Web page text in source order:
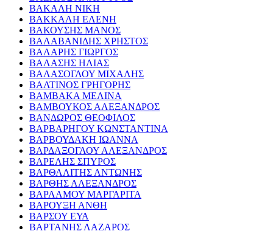
ΒΑΚΑΛΗ ΝΙΚΗ
ΒΑΚΚΑΛΗ ΕΛΕΝΗ
ΒΑΚΟΥΣΗΣ ΜΑΝΟΣ
ΒΑΛΑΒΑΝΙΔΗΣ ΧΡΗΣΤΟΣ
ΒΑΛΑΡΗΣ ΓΙΩΡΓΟΣ
ΒΑΛΑΣΗΣ ΗΛΙΑΣ
ΒΑΛΑΣΟΓΛΟΥ ΜΙΧΑΛΗΣ
ΒΑΛΤΙΝΟΣ ΓΡΗΓΟΡΗΣ
ΒΑΜΒΑΚΑ ΜΕΛΙΝΑ
ΒΑΜΒΟΥΚΟΣ ΑΛΕΞΑΝΔΡΟΣ
ΒΑΝΔΩΡΟΣ ΘΕΟΦΙΛΟΣ
ΒΑΡΒΑΡΗΓΟΥ ΚΩΝΣΤΑΝΤΙΝΑ
ΒΑΡΒΟΥΔΑΚΗ ΙΩΑΝΝΑ
ΒΑΡΔΑΞΟΓΛΟΥ ΑΛΕΞΑΝΔΡΟΣ
ΒΑΡΕΛΗΣ ΣΠΥΡΟΣ
ΒΑΡΘΑΛΙΤΗΣ ΑΝΤΩΝΗΣ
ΒΑΡΘΗΣ ΑΛΕΞΑΝΔΡΟΣ
ΒΑΡΛΑΜΟΥ ΜΑΡΓΑΡΙΤΑ
ΒΑΡΟΥΞΗ ΑΝΘΗ
ΒΑΡΣΟΥ ΕΥΑ
ΒΑΡΤΑΝΗΣ ΛΑΖΑΡΟΣ